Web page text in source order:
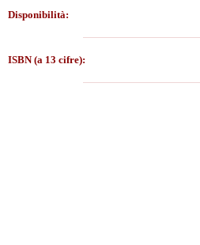
Disponibilità:
ISBN (a 13 cifre):